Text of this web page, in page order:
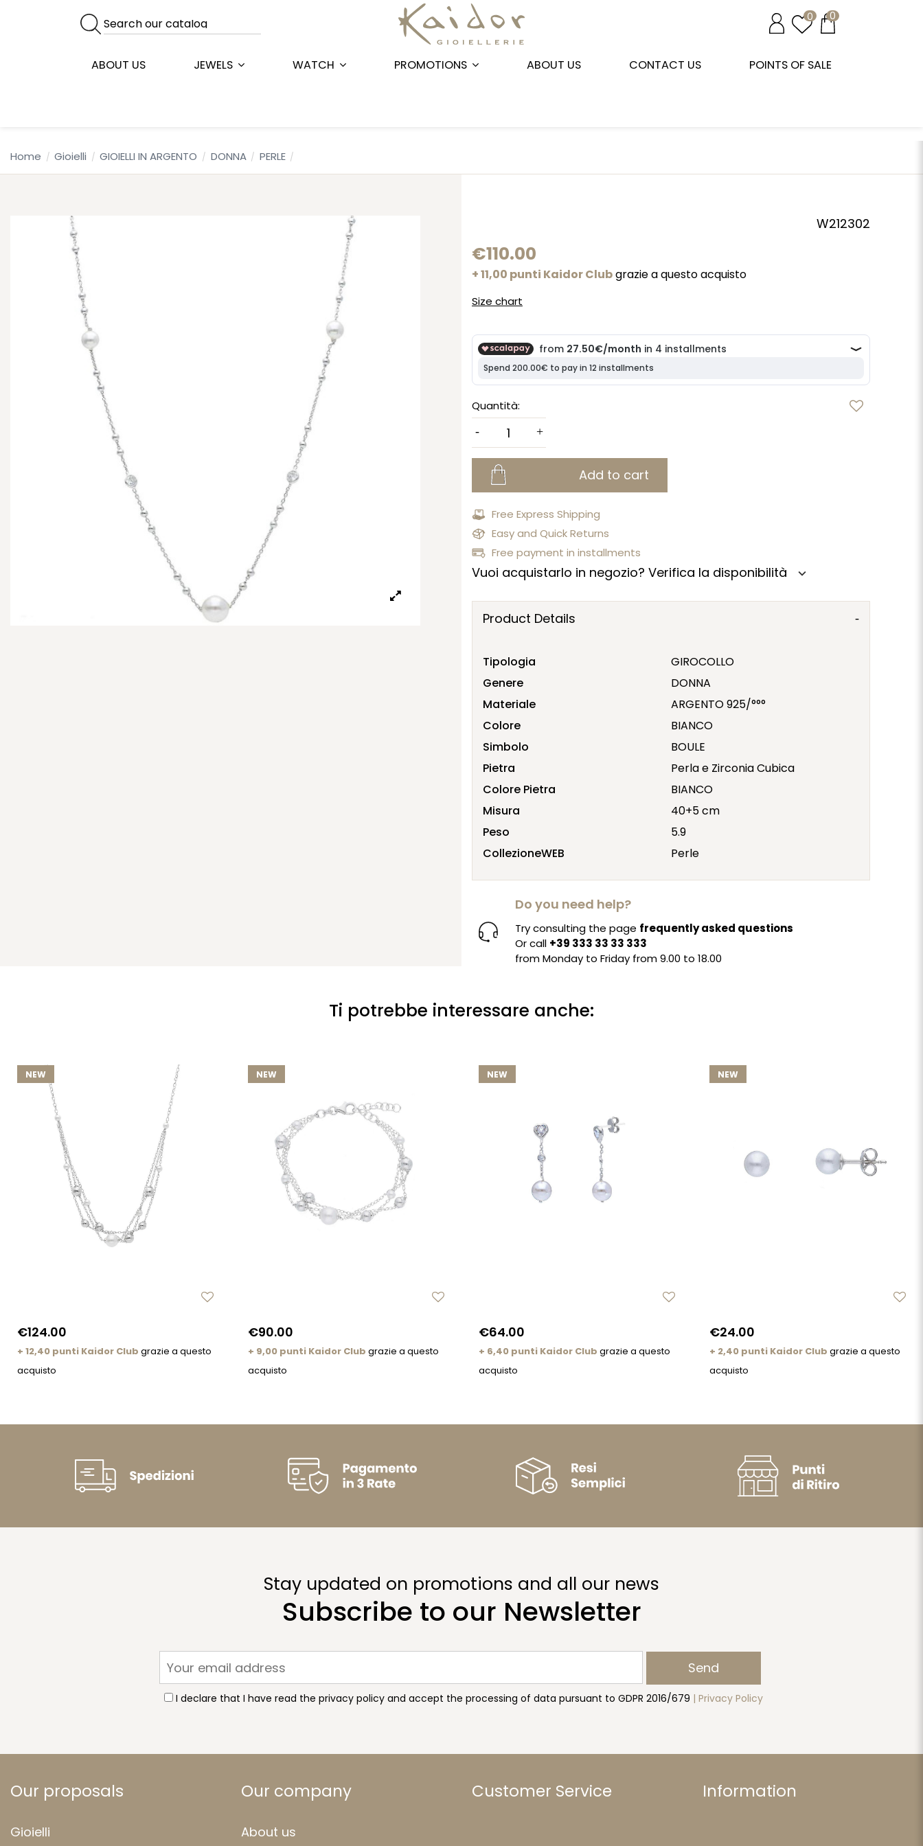
0 0
ABOUT US JEWELS WATCH PROMOTIONS ABOUT US CONTACT US POINTS OF SALE
Home Gioielli GIOIELLI IN ARGENTO DONNA PERLE
W212302
€110.00
+ 11,00 punti Kaidor Clubgrazie a questo acquisto
Size chart
Quantità:
Add to cart
Free Express Shipping
Easy and Quick Returns
Free payment in installments
Vuoi acquistarlo in negozio? Verifica la disponibilità expand_more
Product Details
Tipologia
GIROCOLLO
Genere
DONNA
Materiale
ARGENTO 925/°°°
Colore
BIANCO
Simbolo
BOULE
Pietra
Perla e Zirconia Cubica
Colore Pietra
BIANCO
Misura
40+5 cm
Peso
5.9
CollezioneWEB
Perle
Do you need help?
Try consulting the page frequently asked questions
Or call +39 333 33 33 333
from Monday to Friday from 9.00 to 18.00
Ti potrebbe interessare anche:
NEW
€124.00
+ 12,40 punti Kaidor Club grazie a questo
acquisto
NEW
€90.00
+ 9,00 punti Kaidor Club grazie a questo
acquisto
NEW
€64.00
+ 6,40 punti Kaidor Club grazie a questo
acquisto
NEW
€24.00
+ 2,40 punti Kaidor Club grazie a questo
acquisto
Stay updated on promotions and all our news
Subscribe to our Newsletter
Send
I declare that I have read the privacy policy and accept the processing of data pursuant to GDPR 2016/679 | Privacy Policy
Our proposals
Gioielli
Our company
About us
Customer Service Information